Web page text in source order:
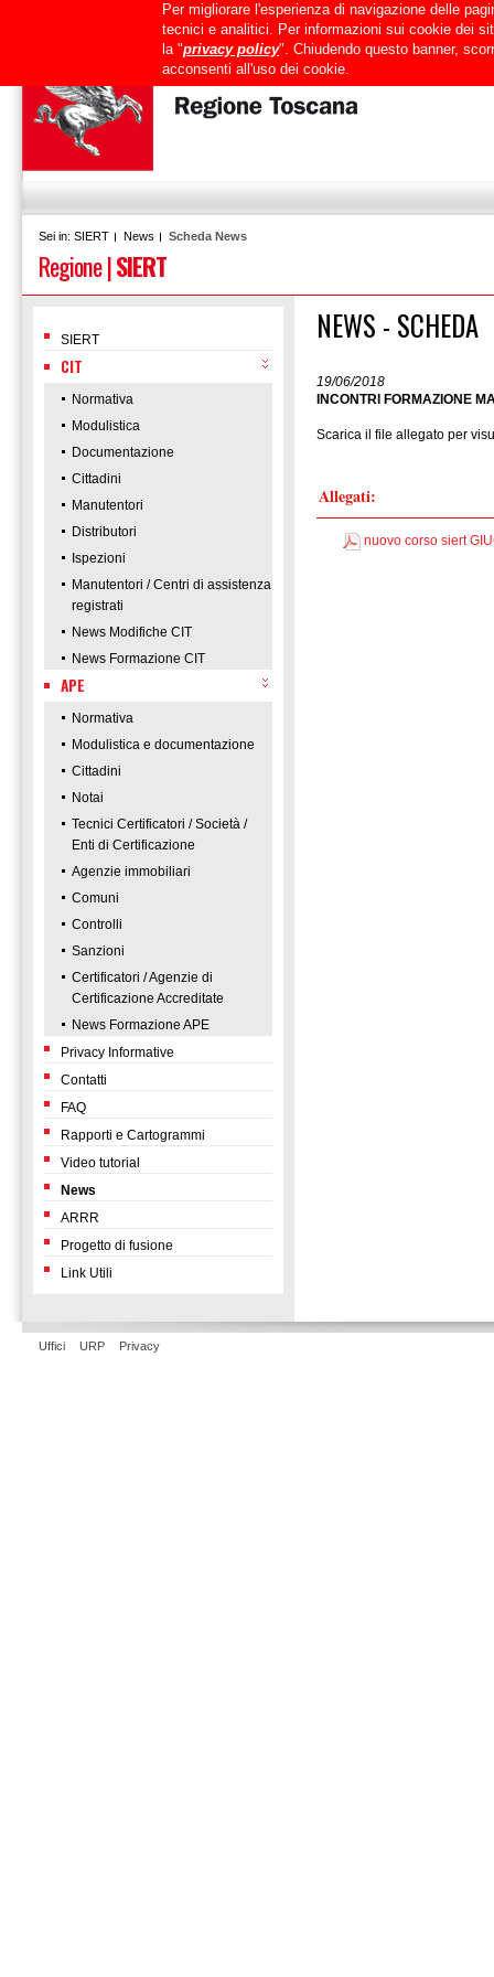
Mappa del sito RTRT Intranet
Sei in: SIERT News Scheda News
Regione|SIERT
SIERT
CIT
Normativa
Modulistica
Documentazione
Cittadini
Manutentori
Distributori
Ispezioni
Manutentori / Centri di assistenza
registrati
News Modifiche CIT
News Formazione CIT
APE
Normativa
Modulistica e documentazione
Cittadini
Notai
Tecnici Certificatori / Società /
Enti di Certificazione
Agenzie immobiliari
Comuni
Controlli
Sanzioni
Certificatori / Agenzie di
Certificazione Accreditate
News Formazione APE
Privacy Informative
Contatti
FAQ
Rapporti e Cartogrammi
Video tutorial
News
ARRR
Progetto di fusione
Link Utili
NEWS - SCHEDA
19/06/2018
INCONTRI FORMAZIONE
Scarica il file allegato per
Allegati:
nuovo corso siert
Uffici URP Privacy
Per migliorare l'esperienza di navigazione delle
tecnici e analitici. Per informazioni sui cookie dei
la "privacy policy". Chiudendo questo banner,
acconsenti all'uso dei cookie.